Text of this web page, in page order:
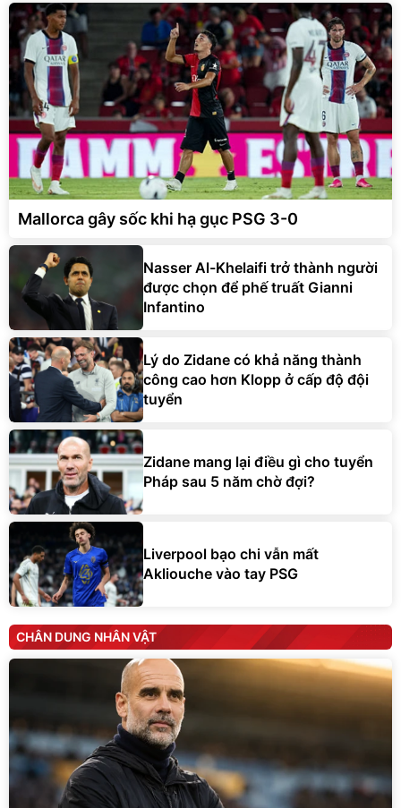
Mallorca gây sốc khi hạ gục PSG 3-0
Nasser Al-Khelaifi trở thành người
được chọn để phế truất Gianni
Infantino
Lý do Zidane có khả năng thành
công cao hơn Klopp ở cấp độ đội
tuyển
Zidane mang lại điều gì cho tuyển
Pháp sau 5 năm chờ đợi?
Liverpool bạo chi vẫn mất
Akliouche vào tay PSG
CHÂN DUNG NHÂN VẬT